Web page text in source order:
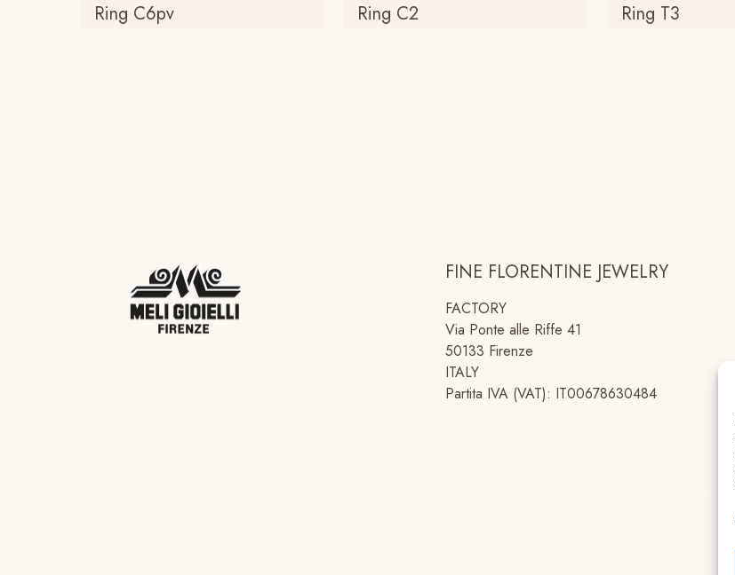
Ring C6pv Ring C2 Ring T3
FINE FLORENTINE JEWELRY
FACTORY
Via Ponte alle Riffe 41
50133 Firenze
ITALY
Partita IVA (VAT): IT00678630484